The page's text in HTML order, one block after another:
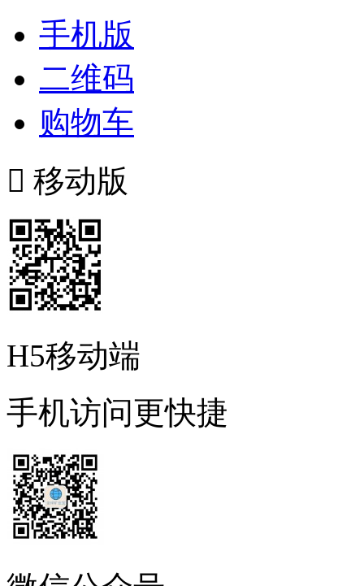
手机版
二维码
购物车
 移动版
H5移动端
手机访问更快捷